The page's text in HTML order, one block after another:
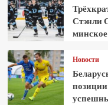
Стэнли
Новости